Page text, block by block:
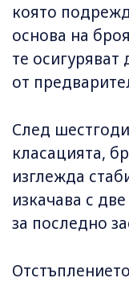
която
основа на
те
от
След
класацията,
изглежда
изкачава с
за последно